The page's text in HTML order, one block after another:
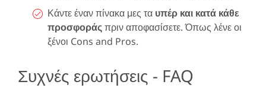
Κάντε έναν πίνακα μες τα υπέρ και κατά κάθε
προσφοράςπριν αποφασίσετε. Όπως λένε οι
ξένοι Cons and Pros.
Συχνές ερωτήσεις - FAQ